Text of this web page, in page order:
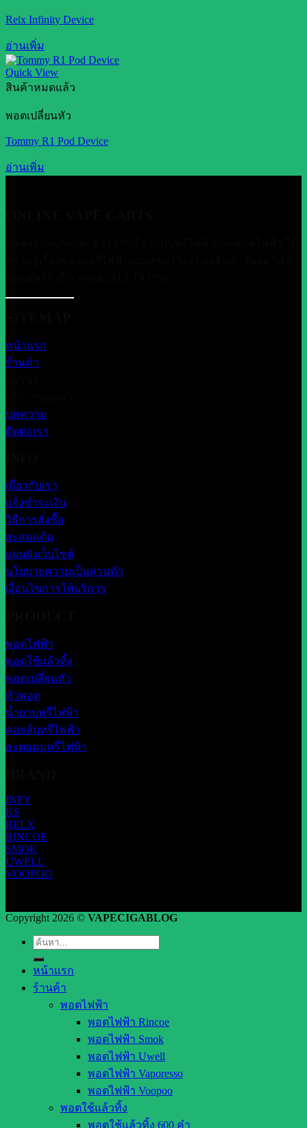
Relx Infinity Device
อ่านเพิ่ม
Quick View
สินค้าหมดแล้ว
พอตเปลี่ยนหัว
Tommy R1 Pod Device
อ่านเพิ่ม
หน้าแรก
ร้านค้า
บทความ
ติดต่อเรา
เกี่ยวกับเรา
แจ้งชำระเงิน
วิธีการสั่งซื้อ
สะสมแต้ม
แผนผังเว็บไซต์
นโยบายความเป็นส่วนตัว
เงื่อนไขการให้บริการ
พอตไฟฟ้า
พอตใช้แล้วทิ้ง
พอตเปลี่ยนหัว
หัวพอต
น้ำยาบุหรี่ไฟฟ้า
คอยล์บุหรี่ไฟฟ้า
อะตอมบุหรี่ไฟฟ้า
INFY
KS
RELX
RINCOE
SMOK
UWELL
VOOPOO
Copyright 2026 © VAPECIGABLOG
ค้นหา:
หน้าแรก
ร้านค้า
พอตไฟฟ้า
พอตไฟฟ้า Rincoe
พอตไฟฟ้า Smok
พอตไฟฟ้า Uwell
พอตไฟฟ้า Vaporesso
พอตไฟฟ้า Voopoo
พอตใช้แล้วทิ้ง
พอตใช้แล้วทิ้ง 600 คำ